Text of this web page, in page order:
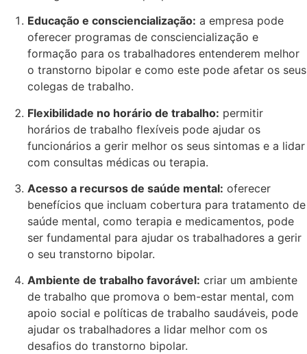
Educação e consciencialização: a empresa pode
oferecer programas de consciencialização e
formação para os trabalhadores entenderem melhor
o transtorno bipolar e como este pode afetar os seus
colegas de trabalho.
Flexibilidade no horário de trabalho: permitir
horários de trabalho flexíveis pode ajudar os
funcionários a gerir melhor os seus sintomas e a lidar
com consultas médicas ou terapia.
Acesso a recursos de saúde mental: oferecer
benefícios que incluam cobertura para tratamento de
saúde mental, como terapia e medicamentos, pode
ser fundamental para ajudar os trabalhadores a gerir
o seu transtorno bipolar.
Ambiente de trabalho favorável: criar um ambiente
de trabalho que promova o bem-estar mental, com
apoio social e políticas de trabalho saudáveis, pode
ajudar os trabalhadores a lidar melhor com os
desafios do transtorno bipolar.